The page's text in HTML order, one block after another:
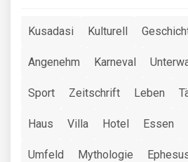
Kusadasi Kulturell
Angenehm Karneval
Sport Zeitschrift Leben
Haus Villa Hotel Essen
Umfeld Mythologie